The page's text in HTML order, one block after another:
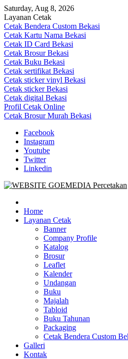
Skip
to
content
Saturday, Aug 8, 2026
Layanan Cetak
Cetak Bendera Custom Bekasi
Cetak Kartu Nama Bekasi
Cetak ID Card Bekasi
Cetak Brosur Bekasi
Cetak Buku Bekasi
Cetak sertifikat Bekasi
Cetak sticker vinyl Bekasi
Cetak sticker Bekasi
Cetak digital Bekasi
Profil Cetak Online
Cetak Brosur Murah Bekasi
Facebook
Instagram
Youtube
Twitter
Linkedin
Goe Media Percetakan | 0822-4439-
0822-4439-5599 (Call/WA) Percetakan
invoice kartu nama label map nota
pernikahan murah online 24 jam
Home
Layanan Cetak
Banner
Company Profile
Katalog
Brosur
Leaflet
Kalender
Undangan
Buku
Majalah
Tabloid
Buku Tahunan
Packaging
Cetak Bendera Custom
Galleri
Kontak